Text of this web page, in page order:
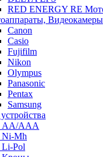
RED ENERGY RE
Видеокамеры
Canon
Casio
Fujifilm
Nikon
Olympus
Panasonic
Pentax
Samsung
AA/AAA
Ni-Mh
Li-Pol